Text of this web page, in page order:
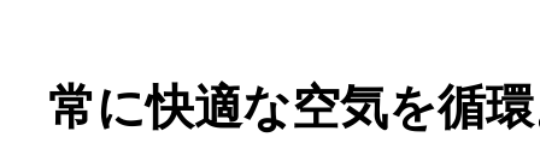
常に快適な空気を循